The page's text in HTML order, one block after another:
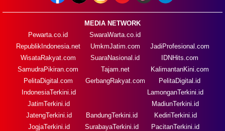
MEDIA NETWORK
Pewarta.co.id
RepublikIndonesia.net
WisataRakyat.com
SamudraPikiran.com
PelitaDigital.com
SwaraWarta.co.id
UmkmJatim.com
SuaraNasional.id
Tajam.net
GerbangRakyat.com
JadiProfesional.com
IDNHits.com
KalimantanKini.com
PelitaDigital.id
IndonesiaTerkini.id
JatimTerkini.id
JatengTerkini.id
JogjaTerkini.id
BandungTerkini.id
SurabayaTerkini.id
LamonganTerkini.id
MadiunTerkini.id
KediriTerkini.id
PacitanTerkini.id